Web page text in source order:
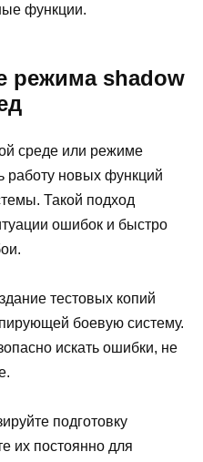
функции.
режима shadow
среде или режиме
работу новых функций
Такой подход
ошибок и быстро
тестовых копий
боевую систему.
искать ошибки, не
подготовку
их постоянно для